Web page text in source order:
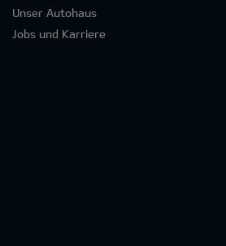
Unser Autohaus
Jobs und Karriere